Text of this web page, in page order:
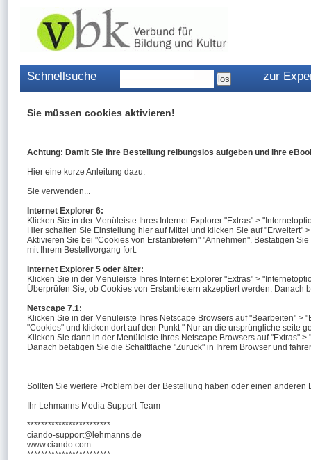
Schnellsuche zur
Sie müssen cookies aktivieren!
Achtung: Damit Sie Ihre Bestellung reibungslos aufgeben und Ihre
Hier eine kurze Anleitung dazu:
Sie verwenden...
Internet Explorer 6:
Klicken Sie in der Menüleiste Ihres Internet Explorer "Extras" >
Hier schalten Sie Einstellung hier auf Mittel und klicken Sie auf "Erweitert"
Aktivieren Sie bei "Cookies von Erstanbietern" "Annehmen". Bestätigen
mit Ihrem Bestellvorgang fort.
Internet Explorer 5 oder älter:
Klicken Sie in der Menüleiste Ihres Internet Explorer "Extras" >
Überprüfen Sie, ob Cookies von Erstanbietern akzeptiert werden.
Netscape 7.1:
Klicken Sie in der Menüleiste Ihres Netscape Browsers auf "Bearbeiten"
"Cookies" und klicken dort auf den Punkt " Nur an die ursprüngliche seite
Klicken Sie dann in der Menüleiste Ihres Netscape Browsers auf "Extras"
Danach betätigen Sie die Schaltfläche "Zurück" in Ihrem Browser und
Sollten Sie weitere Problem bei der Bestellung haben oder einen
Ihr Lehmanns Media Support-Team
************************
ciando-support@lehmanns.de
www.ciando.com
************************